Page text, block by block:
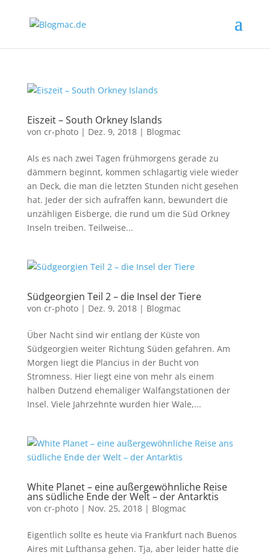
Eiszeit – South Orkney Islands
von cr-photo| Dez. 9, 2018| Blogmac
Als es nach zwei Tagen frühmorgens gerade zu
dämmern beginnt, kommen schlagartig viele wieder
an Deck, die man die letzten Stunden nicht gesehen
hat. Jeder der sich aufraffen kann, bewundert die
unzähligen Eisberge, die rund um die Süd Orkney
Inseln treiben. Teilweise...
Südgeorgien Teil 2 – die Insel der Tiere
von cr-photo| Dez. 9, 2018| Blogmac
Über Nacht sind wir entlang der Küste von
Südgeorgien weiter Richtung Süden gefahren. Am
Morgen liegt die Plancius in der Bucht von
Stromness. Hier liegt eine von mehr als einem
halben Dutzend ehemaliger Walfangstationen der
Insel. Viele Jahrzehnte wurden hier Wale,...
White Planet – eine außergewöhnliche Reise
ans südliche Ende der Welt – der Antarktis
von cr-photo| Nov. 25, 2018| Blogmac
Eigentlich sollte es heute via Frankfurt nach Buenos
Aires mit Lufthansa gehen. Tja, aber leider hatte die